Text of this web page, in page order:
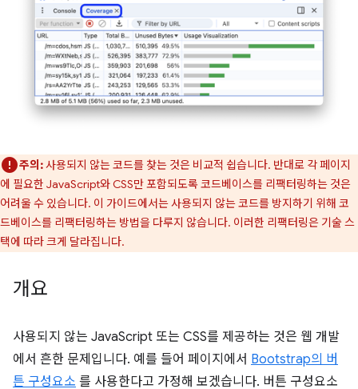
주의:사용되지 않는 코드를 찾는 것은 비교적 쉽습니다. 반대로 각 페이지
에 필요한 JavaScript와 CSS만 포함되도록 코드베이스를 리팩터링하는 것은
어려울 수 있습니다. 이 가이드에서는 사용되지 않는 코드를 방지하기 위해 코
드베이스를 리팩터링하는 방법을 다루지 않습니다. 이러한 리팩터링은 기술 스
택에 따라 크게 달라집니다.
개요
사용되지 않는 JavaScript 또는 CSS를 제공하는 것은 웹 개발
에서 흔한 문제입니다. 예를 들어 페이지에서 Bootstrap의 버
튼 구성요소 를 사용한다고 가정해 보겠습니다. 버튼 구성요소